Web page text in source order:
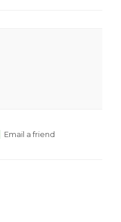
Email a friend